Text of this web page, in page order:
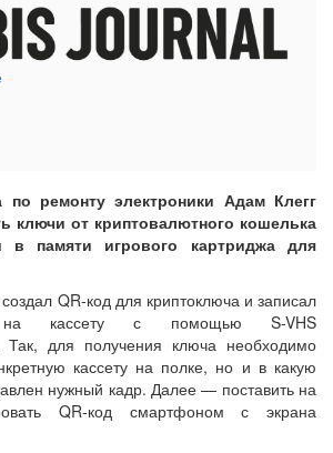
по ремонту электроники Адам Клегг
ключи от криптовалютного кошелька
в памяти игрового картриджа для
QR-код для криптоключа и записал
кассету с помощью S-VHS
Так, для получения ключа необходимо
кассету на полке, но и в какую
нужный кадр. Далее — поставить на
QR-код смартфоном с экрана